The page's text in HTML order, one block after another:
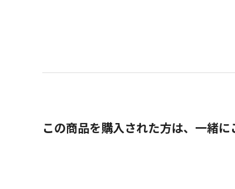
この商品を購入された方は、一緒に